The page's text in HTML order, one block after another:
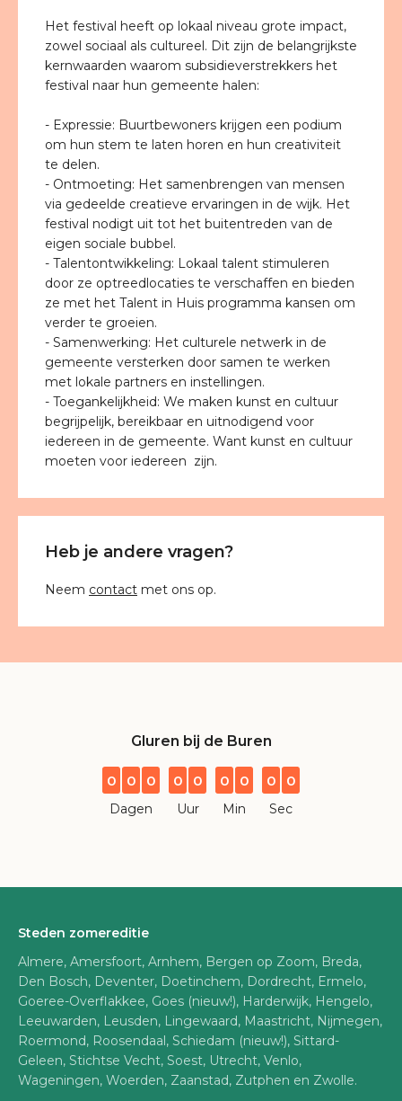
Het festival heeft op lokaal niveau grote impact,
zowel sociaal als cultureel. Dit zijn de belangrijkste
kernwaarden waarom subsidieverstrekkers het
festival naar hun gemeente halen:
- Expressie: Buurtbewoners krijgen een podium
om hun stem te laten horen en hun creativiteit
te delen.
- Ontmoeting: Het samenbrengen van mensen
via gedeelde creatieve ervaringen in de wijk. Het
festival nodigt uit tot het buitentreden van de
eigen sociale bubbel.
- Talentontwikkeling: Lokaal talent stimuleren
door ze optreedlocaties te verschaffen en bieden
ze met het Talent in Huis programma kansen om
verder te groeien.
- Samenwerking: Het culturele netwerk in de
gemeente versterken door samen te werken
met lokale partners en instellingen.
- Toegankelijkheid: We maken kunst en cultuur
begrijpelijk, bereikbaar en uitnodigend voor
iedereen in de gemeente. Want kunst en cultuur
moeten voor iedereen zijn.
Heb je andere vragen?
Neem contact met ons op.
Gluren bij de Buren
0 0 0
Dagen
0 0
Uur
0 0
Min
0 0
Sec
Steden zomereditie
Almere, Amersfoort, Arnhem, Bergen op Zoom, Breda,
Den Bosch, Deventer, Doetinchem, Dordrecht, Ermelo,
Goeree-Overflakkee, Goes (nieuw!), Harderwijk, Hengelo,
Leeuwarden, Leusden, Lingewaard, Maastricht, Nijmegen,
Roermond, Roosendaal, Schiedam (nieuw!), Sittard-
Geleen, Stichtse Vecht, Soest, Utrecht, Venlo,
Wageningen, Woerden, Zaanstad, Zutphen en Zwolle.